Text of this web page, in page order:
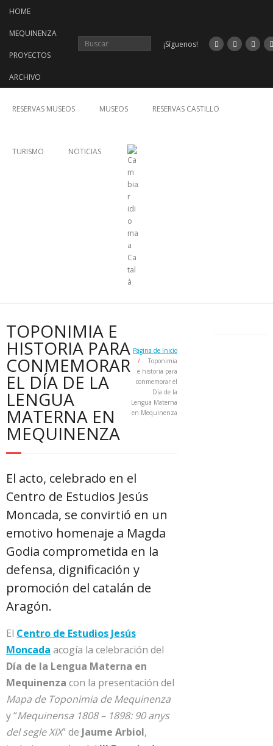
contenido
HOME
MEQUINENZA
PROYECTOS
ARCHIVO
¡Síguenos!
RESERVAS MUSEOS MUSEOS RESERVAS CASTILLO
TURISMO NOTICIAS
TOPONIMIA E
HISTORIA PARA
CONMEMORAR
EL DÍA DE LA
LENGUA
MATERNA EN
MEQUINENZA
Página de Inicio
/
Toponimia
e historia para
conmemorar el
Día de la
Lengua Materna
en Mequinenza
El acto, celebrado en el
Centro de Estudios Jesús
Moncada, se convirtió en un
emotivo homenaje a Magda
Godia comprometida en la
defensa, dignificación y
promoción del catalán de
Aragón.
El Centro de Estudios Jesús
Moncada acogía la celebración del
Día de la Lengua Materna en
Mequinenza con la presentación del
Mapa de Toponimia de Mequinenza
y “Mequinensa 1808 – 1898: 90 anys
del segle XIX” de Jaume Arbiol,